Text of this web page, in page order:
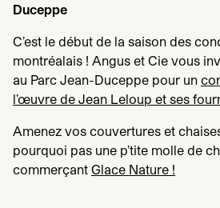
Duceppe
C’est le début de la saison des
montréalais ! Angus et Cie vous
au Parc Jean-Duceppe pour un
l’œuvre de Jean Leloup et ses
Amenez vos couvertures et
pourquoi pas une p’tite molle de
commerçant Glace Nature !